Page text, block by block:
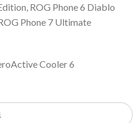
ROG Phone 6 Diablo
Phone 7 Ultimate
Cooler 6